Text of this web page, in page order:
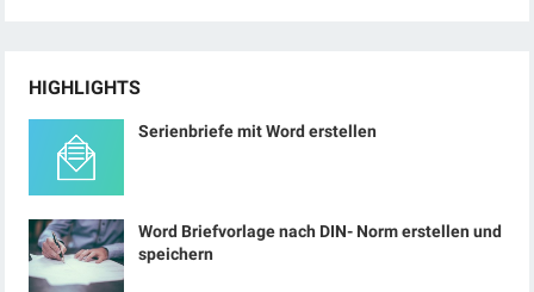
HIGHLIGHTS
Serienbriefe mit Word erstellen
Word Briefvorlage nach DIN- Norm erstellen und
speichern